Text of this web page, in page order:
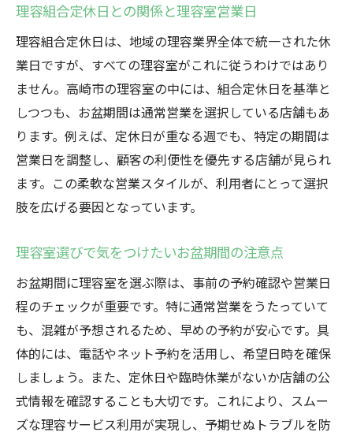
理容室がお盆でも変わらぬサービスを提供
お盆期間の理容室は衛生対策も万全
快適な理容サービスの背景にある工夫
理容組合のサポートが営業継続を支える
お盆中の理容室利用で得られる安心感とは
次章で予約しやすい理容室の活用法紹介
予約が取りやすいお盆時期の理容室活用法
理容室でお盆に予約する際のポイント
理容組合カレンダー活用で穴場を発見
予約時に注意したい理容室の定休日確認
お盆期間の理容室選びで重視する点まとめ
次章で高崎市での理容体験の魅力を解説
高崎市でお盆も変わらぬ理容体験を満喫
理容室でお盆期間も高品質なサービスを実
感
理容組合定休日との関係と理容室営業日
理容組合定休日は、地域の理容業界全体で統一された休
業日ですが、すべての理容室がこれに従うわけではあり
ません。高崎市の理容室の中には、組合定休日を基準と
しつつも、お盆期間は通常営業を選択している店舗もあ
ります。例えば、定休日が重なる週でも、特定の期間は
営業日を調整し、顧客の利便性を優先する店舗が見られ
ます。この柔軟な営業スタイルが、利用者にとって選択
肢を広げる要因となっています。
理容室選びで気をつけたいお盆期間の注意点
お盆期間に理容室を選ぶ際は、事前の予約確認や営業日
程のチェックが重要です。特に通常営業をうたっていて
も、混雑が予想されるため、早めの予約が安心です。具
体的には、電話やネット予約を活用し、希望日時を確保
しましょう。また、定休日や臨時休業がないか店舗の公
式情報を確認することも大切です。これにより、スムー
ズな理容サービス利用が実現し、予期せぬトラブルを防